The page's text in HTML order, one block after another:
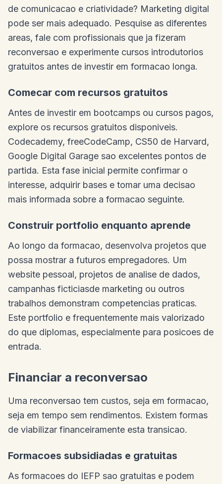
de comunicacao e criatividade? Marketing digital
pode ser mais adequado. Pesquise as diferentes
areas, fale com profissionais que ja fizeram
reconversao e experimente cursos introdutorios
gratuitos antes de investir em formacao longa.
Comecar com recursos gratuitos
Antes de investir em bootcamps ou cursos pagos,
explore os recursos gratuitos disponiveis.
Codecademy, freeCodeCamp, CS50 de Harvard,
Google Digital Garage sao excelentes pontos de
partida. Esta fase inicial permite confirmar o
interesse, adquirir bases e tomar uma decisao
mais informada sobre a formacao seguinte.
Construir portfolio enquanto aprende
Ao longo da formacao, desenvolva projetos que
possa mostrar a futuros empregadores. Um
website pessoal, projetos de analise de dados,
campanhas ficticiasde marketing ou outros
trabalhos demonstram competencias praticas.
Este portfolio e frequentemente mais valorizado
do que diplomas, especialmente para posicoes de
entrada.
Financiar a reconversao
Uma reconversao tem custos, seja em formacao,
seja em tempo sem rendimentos. Existem formas
de viabilizar financeiramente esta transicao.
Formacoes subsidiadas e gratuitas
As formacoes do IEFP sao gratuitas e podem